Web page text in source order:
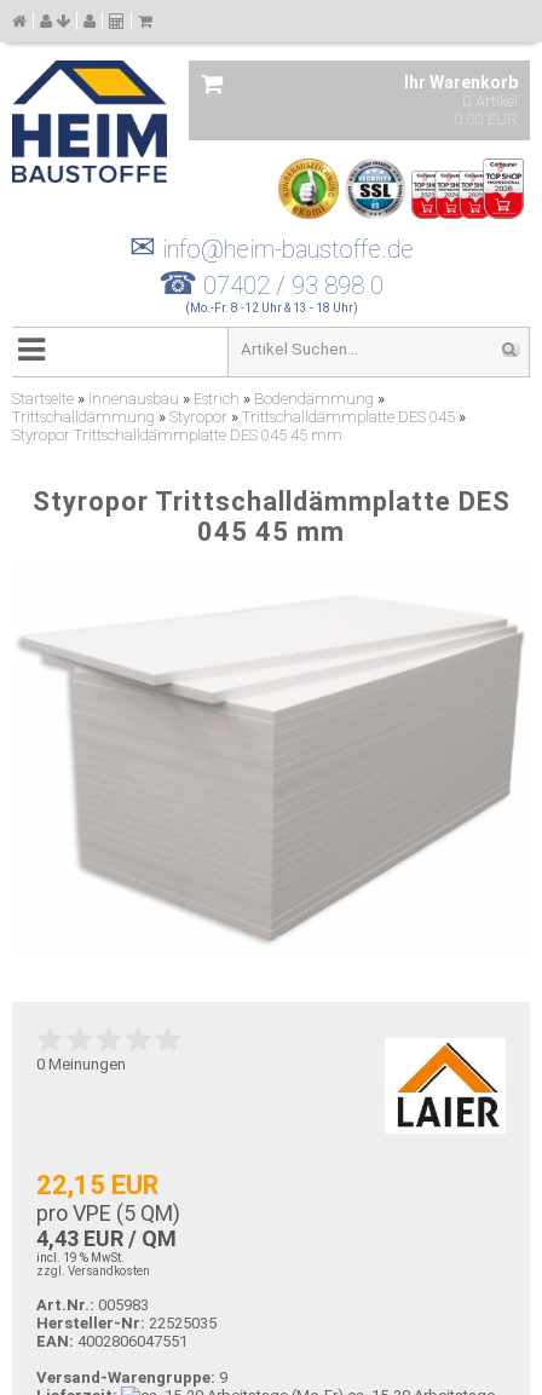
Ihr Warenkorb
0 Artikel
0,00 EUR
✉ info@heim-baustoffe.de
☎ 07402 / 93 898 0
(Mo.-Fr. 8 -12 Uhr & 13 - 18 Uhr)
Startseite » Innenausbau » Estrich » Bodendämmung »
Trittschalldämmung » Styropor » Trittschalldämmplatte DES 045 »
Styropor Trittschalldämmplatte DES 045 45 mm
Styropor Trittschalldämmplatte DES
045 45 mm
0 Meinungen
22,15 EUR
pro VPE (5 QM)
4,43 EUR / QM
incl. 19 % MwSt.
zzgl. Versandkosten
Art.Nr.: 005983
Hersteller-Nr: 22525035
EAN: 4002806047551
Versand-Warengruppe: 9